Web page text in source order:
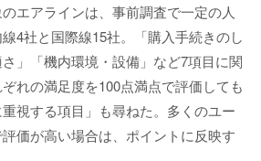
エアラインは、事前調査で一定の人
4社と国際線15社。「購入手続きのし
」「機内環境・設備」など7項目に関
れの満足度を100点満点で評価しても
視する項目」も尋ねた。多くのユー
価が高い場合は、ポイントに反映す